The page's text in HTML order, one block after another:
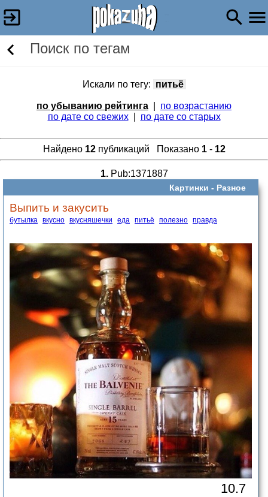
Поиск по тегам
Искали по тегу: питьё
по убыванию рейтинга
по возрастанию
по дате со свежих| по дате со старых
Найдено 12публикаций Показано 1- 12
1.Pub:1371887
Картинки - Разное
Выпить и закусить
бутылка вкусно вкусняшечки еда питьё полезно правда
10.7